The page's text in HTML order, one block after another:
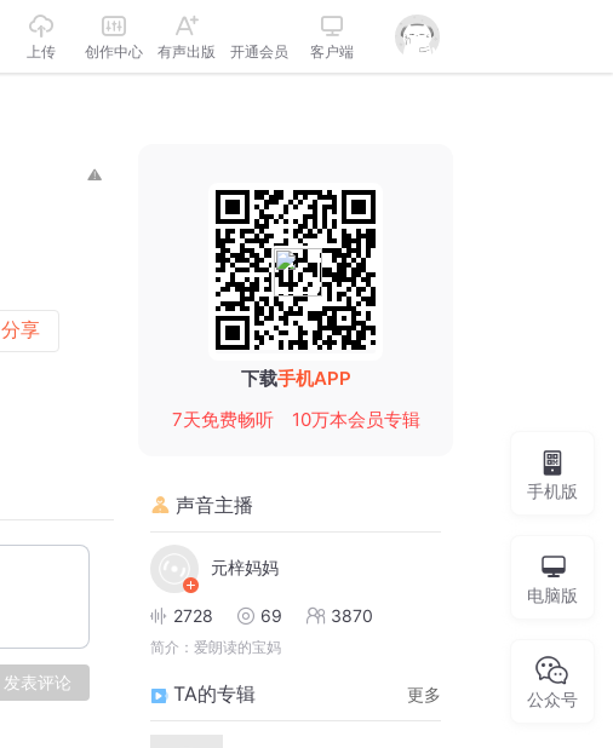
上传 创作中心 有声出版 开通会员 客户端
分享
发表评论
下载手机APP
7天免费畅听
10万本会员专辑
声音主播
元梓妈妈
2728 69 3870
简介： 爱朗读的宝妈
TA的专辑 更多
手机版
电脑版
公众号